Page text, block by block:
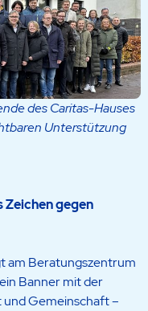
des Caritas-Hauses
Unterstützung
Zeichen gegen
am Beratungszentrum
Banner mit der
Gemeinschaft –